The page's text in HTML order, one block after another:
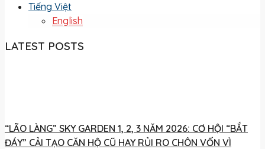
Tiếng Việt
English
LATEST POSTS
“LÃO LÀNG” SKY GARDEN 1, 2, 3 NĂM 2026: CƠ HỘI “BẮT
ĐÁY” CẢI TẠO CĂN HỘ CŨ HAY RỦI RO CHÔN VỐN VÌ